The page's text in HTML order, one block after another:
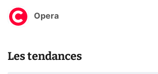
Opera
Les tendances